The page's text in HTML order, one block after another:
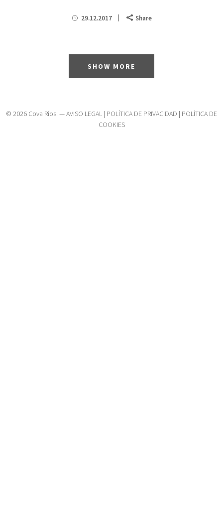
29.12.2017 Share
SHOW MORE
© 2026 Cova Ríos. —AVISO LEGAL | POLÍTICA DE PRIVACIDAD | POLÍTICA DE
COOKIES